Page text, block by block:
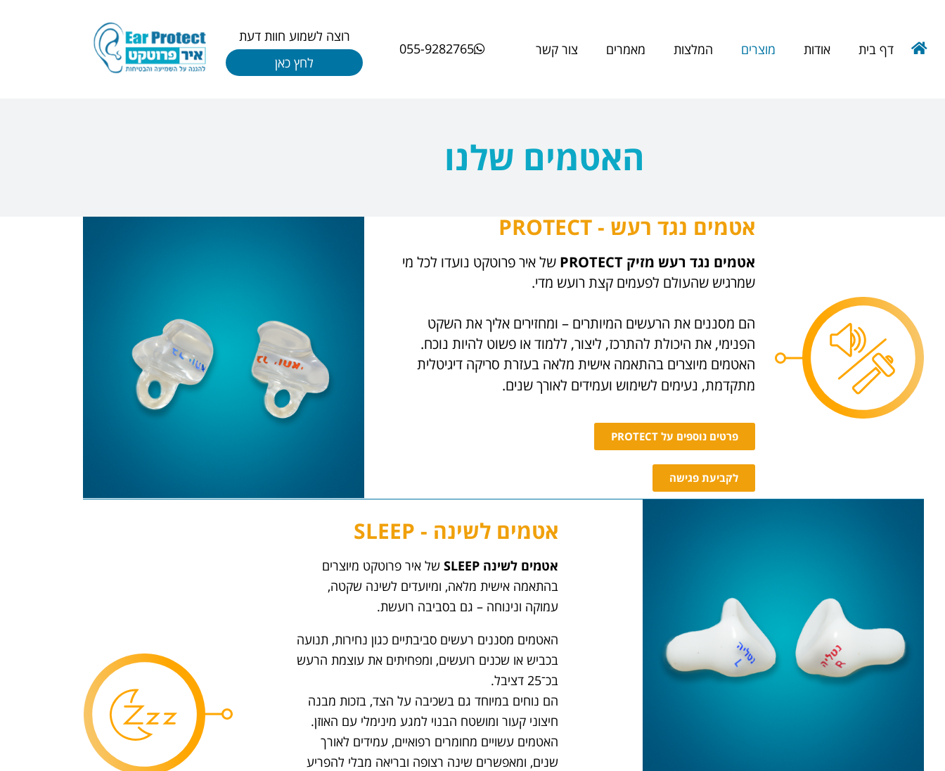
דף בית אודות מוצרים המלצות מאמרים צור קשר 055-9282765
רוצה לשמוע חוות דעת
לחץ כאן
האטמים שלנו
אטמים נגד רעש - PROTECT
אטמים נגד רעש מזיק PROTECT של איר פרוטקט נועדו לכל מי
שמרגיש שהעולם לפעמים קצת רועש מדי.
הם מסננים את הרעשים המיותרים – ומחזירים אליך את השקט
הפנימי, את היכולת להתרכז, ליצור, ללמוד או פשוט להיות נוכח.
האטמים מיוצרים בהתאמה אישית מלאה בעזרת סריקה דיגיטלית
מתקדמת, נעימים לשימוש ועמידים לאורך שנים.
פרטים נוספים על PROTECT
לקביעת פגישה
אטמים לשינה - SLEEP​
אטמים לשינה SLEEPשל איר פרוטקט מיוצרים
בהתאמה אישית מלאה, ומיועדים לשינה שקטה,
עמוקה ונינוחה – גם בסביבה רועשת.
האטמים מסננים רעשים סביבתיים כגון נחירות, תנועה
בכביש או שכנים רועשים, ומפחיתים את עוצמת הרעש
בכ־25 דציבל.
הם נוחים במיוחד גם בשכיבה על הצד, בזכות מבנה
חיצוני קעור ומושטח הבנוי למגע מינימלי עם האוזן.
האטמים עשויים מחומרים רפואיים, עמידים לאורך
שנים, ומאפשרים שינה רצופה ובריאה מבלי להפריע